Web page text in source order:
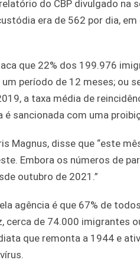
do CBP divulgado na
era de 562 por dia,
que 22% dos 199.976
período de 12 meses; ou
a taxa média de
é sancionada com uma
Magnus, disse que “este
Embora os números de
outubro de 2021.”
agência é que 67% de
cerca de 74.000
que remonta a 1944 e